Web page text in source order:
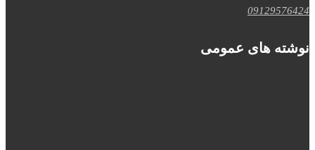
09129576424
نوشته های عمومی